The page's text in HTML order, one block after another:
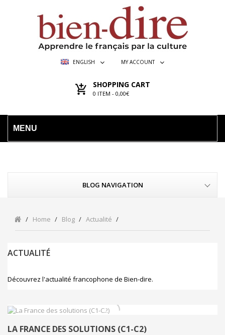
ENGLISH MY ACCOUNT
SHOPPING CART
0 ITEM - 0,00€
MENU
BLOG NAVIGATION
Home Blog Actualité
ACTUALITÉ
Découvrez l'actualité francophone de Bien-dire.
LA FRANCE DES SOLUTIONS (C1-C2)